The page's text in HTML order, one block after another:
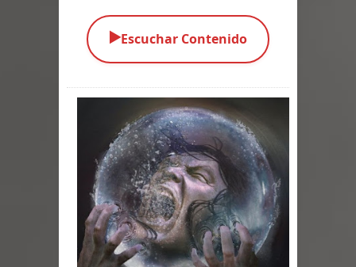
Parte 02: Vuelve el Hijo Prodigo
Parte 01: El Enemigo Interior
Exaltados y Muertos Vivientes
Los Muertos se Levantan (Relato)
Los Monstruos más Buscados
Parte 09: Los Muertos Cuentan
▶️Escuchar Contenido